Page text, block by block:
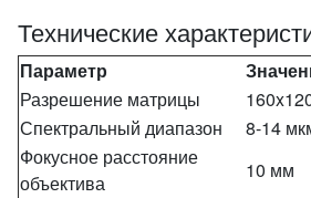
Технические
Параметр
Разрешение матрицы
Спектральный диапазон
8-14
Фокусное расстояние
объектива
10 мм